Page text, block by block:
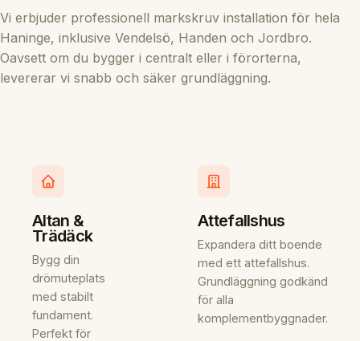
Vi erbjuder professionell markskruv installation för hela
Haninge, inklusive Vendelsö, Handen och Jordbro.
Oavsett om du bygger i centralt eller i förorterna,
levererar vi snabb och säker grundläggning.
Altan &
Trädäck
Bygg din
drömuteplats
med stabilt
fundament.
Perfekt för
Attefallshus
Expandera ditt boende
med ett attefallshus.
Grundläggning godkänd
för alla
komplementbyggnader.